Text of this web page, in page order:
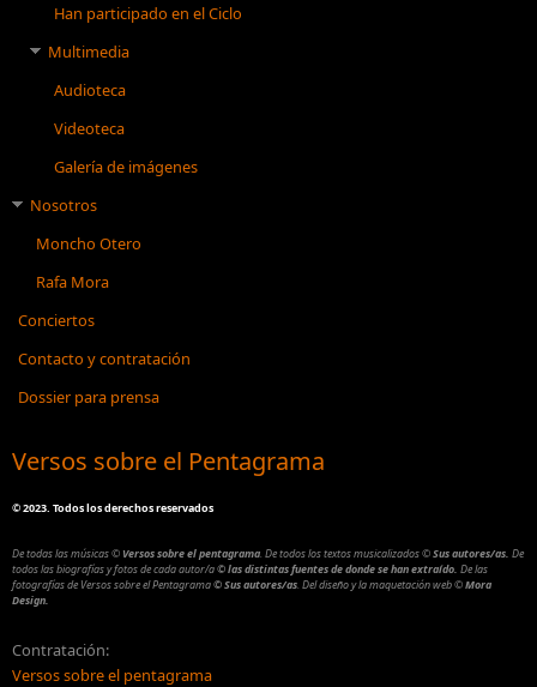
Han participado en el Ciclo
Multimedia
Audioteca
Videoteca
Galería de imágenes
Nosotros
Moncho Otero
Rafa Mora
Conciertos
Contacto y contratación
Dossier para prensa
Versos sobre el Pentagrama
©2023. Todos los derechos reservados
De todas las músicas© Versos sobre el pentagrama. De todos los textos musicalizados©Sus autores/as. De
todos las biografías y fotos de cada autor/a© las distintas fuentes de donde se han extraído. De las
fotografías de Versos sobre el Pentagrama© Sus autores/as. Del diseño y la maquetación web©Mora
Design.
Contratación:
Versos sobre el pentagrama